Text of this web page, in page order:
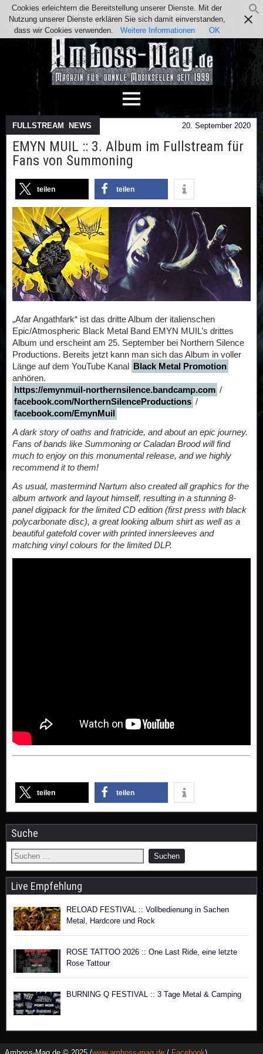
Team Kontakt Facebook
Instagram
Impressum / Datenschutz
FULLSTREAM NEWS 20. September 2020
EMYN MUIL :: 3. Album im Fullstream für
Fans von Summoning
teilen teilen
„Afar Angathfark“ ist das dritte Album der italienschen
Epic/Atmospheric Black Metal Band EMYN MUIL’s drittes
Album und erscheint am 25. September bei Northern Silence
Productions. Bereits jetzt kann man sich das Album in voller
Länge auf dem YouTube Kanal Black Metal Promotion
anhören.
https://emynmuil-northernsilence.bandcamp.com /
facebook.com/NorthernSilenceProductions /
facebook.com/EmynMuil
A dark story of oaths and fratricide, and about an epic journey.
Fans of bands like Summoning or Caladan Brood will find
much to enjoy on this monumental release, and we highly
recommend it to them!
As usual, mastermind Nartum also created all graphics for the
album artwork and layout himself, resulting in a stunning 8-
panel digipack for the limited CD edition (first press with black
polycarbonate disc), a great looking album shirt as well as a
beautiful gatefold cover with printed innersleeves and
matching vinyl colours for the limited DLP.
teilen teilen
Suche
Live Empfehlung
RELOAD FESTIVAL :: Vollbedienung in Sachen
Metal, Hardcore und Rock
ROSE TATTOO 2026 :: One Last Ride, eine letzte
Rose Tattour
BURNING Q FESTIVAL :: 3 Tage Metal & Camping
Cookies erleichtern die Bereitstellung unserer Dienste. Mit der
Nutzung unserer Dienste erklären Sie sich damit einverstanden,
dass wir Cookies verwenden.
Weitere Informationen OK